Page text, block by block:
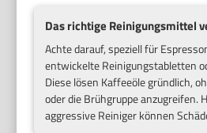
Das richtige Reinigungsmittel
Achte darauf, speziell für
entwickelte Reinigungstabletten
Diese lösen Kaffeeöle gründlich,
oder die Brühgruppe anzugreifen.
aggressive Reiniger können